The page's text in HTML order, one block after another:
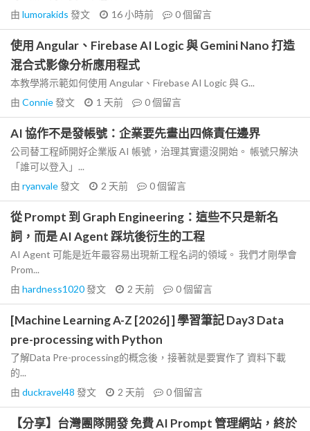
由 lumorakids 發文 16 小時前 0個留言
使用 Angular、Firebase AI Logic 與 Gemini Nano 打造
混合式影像分析應用程式
本教學將示範如何使用 Angular、Firebase AI Logic 與 G...
由 Connie發文 1 天前 0個留言
AI 協作不是發帳號：企業要先畫出四條責任邊界
公司替工程師開好企業版 AI 帳號，治理其實還沒開始。 帳號只解決
「誰可以登入」...
由 ryanvale發文 2 天前 0個留言
從 Prompt 到 Graph Engineering：這些不只是新名
詞，而是 AI Agent 踩坑後衍生的工程
AI Agent 可能是近年最容易出現新工程名詞的領域。 我們才剛學會
Prom...
由 hardness1020發文 2 天前 0個留言
[Machine Learning A-Z [2026] ] 學習筆記 Day3 Data
pre-processing with Python
了解Data Pre-processing的概念後，接著就是要實作了 資料下載
的...
由 duckravel48 發文 2 天前 0個留言
【分享】台灣團隊開發 免費 AI Prompt 管理網站，終於